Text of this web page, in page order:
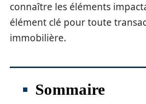
connaître les éléments
élément clé pour toute
immobilière.
Sommaire